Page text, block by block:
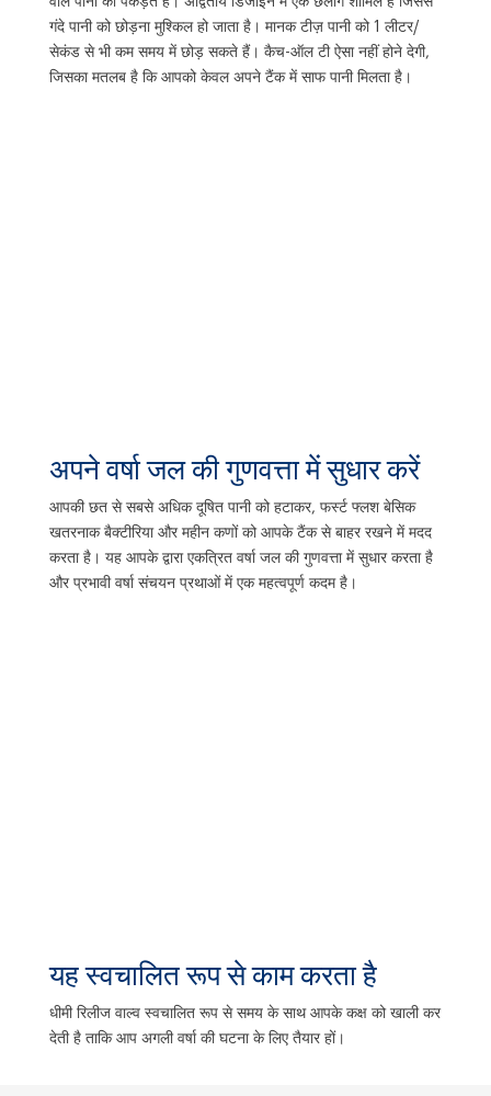
गंदे पानी को छोड़ना मुश्किल हो जाता है। मानक टीज़ पानी को 1 लीटर/
सेकंड से भी कम समय में छोड़ सकते हैं। कैच-ऑल टी ऐसा नहीं होने देगी,
जिसका मतलब है कि आपको केवल अपने टैंक में साफ पानी मिलता है।
अपने वर्षा जल की गुणवत्ता में सुधार करें
आपकी छत से सबसे अधिक दूषित पानी को हटाकर, फर्स्ट फ्लश बेसिक
खतरनाक बैक्टीरिया और महीन कणों को आपके टैंक से बाहर रखने में मदद
करता है। यह आपके द्वारा एकत्रित वर्षा जल की गुणवत्ता में सुधार करता है
और प्रभावी वर्षा संचयन प्रथाओं में एक महत्वपूर्ण कदम है।
यह स्वचालित रूप से काम करता है
धीमी रिलीज वाल्व स्वचालित रूप से समय के साथ आपके कक्ष को खाली कर
देती है ताकि आप अगली वर्षा की घटना के लिए तैयार हों।